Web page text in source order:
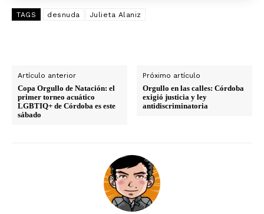
TAGS desnuda Julieta Alaniz
Artículo anterior
Copa Orgullo de Natación: el
primer torneo acuático
LGBTIQ+ de Córdoba es este
sábado
Próximo artículo
Orgullo en las calles: Córdoba
exigió justicia y ley
antidiscriminatoria